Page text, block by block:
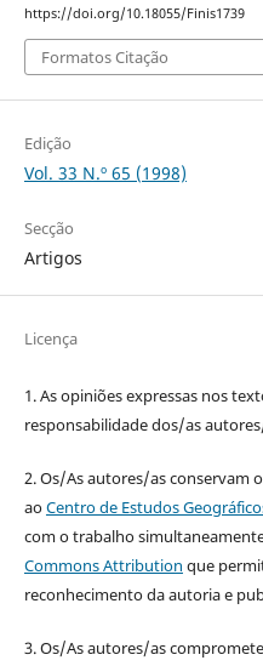
https://doi.org/10.18055/Finis1739
Formatos Citação
Edição
Vol. 33 N.º 65 (1998)
Secção
Artigos
Licença
1. As opiniões expressas nos
responsabilidade dos/as
2. Os/As autores/as conservam
aoCentro de Estudos
com o trabalho
Commons Attribution que
reconhecimento da autoria e
3. Os/As autores/as